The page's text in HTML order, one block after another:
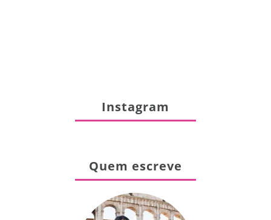
Instagram
Quem escreve